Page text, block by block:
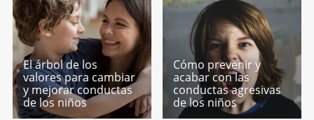
El árbol de los
valores para cambiar
y mejorar conductas
de los niños
Cómo prevenir y
acabar con las
conductas agresivas
de los niños